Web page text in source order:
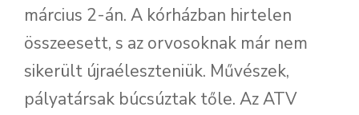
március 2-án. A kórházban hirtelen
összeesett, s az orvosoknak már nem
sikerült újraéleszteniük. Művészek,
pályatársak búcsúztak tőle. Az ATV